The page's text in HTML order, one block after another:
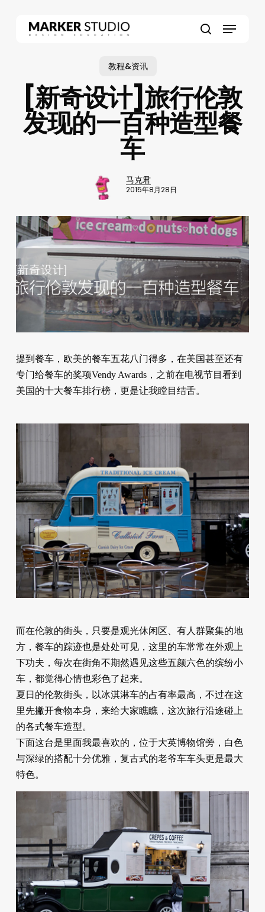
Menu
教程&资讯
[新奇设计]旅行伦敦
发现的一百种造型餐
车
马克君
2015年8月28日
提到餐车，欧美的餐车五花八门得多，在美国甚至还有
专门给餐车的奖项Vendy Awards，之前在电视节目看到
美国的十大餐车排行榜，更是让我瞠目结舌。
而在伦敦的街头，只要是观光休闲区、有人群聚集的地
方，餐车的踪迹也是处处可见，这里的车常常在外观上
下功夫，每次在街角不期然遇见这些五颜六色的缤纷小
车，都觉得心情也彩色了起来。
夏日的伦敦街头，以冰淇淋车的占有率最高，不过在这
里先撇开食物本身，来给大家瞧瞧，这次旅行沿途碰上
的各式餐车造型。
下面这台是里面我最喜欢的，位于大英博物馆旁，白色
与深绿的搭配十分优雅，复古式的老爷车车头更是最大
特色。